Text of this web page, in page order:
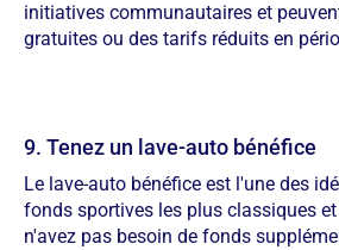
initiatives communautaires et
gratuites ou des tarifs réduits en
9. Tenez un lave-auto bénéfice
Le lave-auto bénéfice est l'une des
fonds sportives les plus classiques
n'avez pas besoin de fonds